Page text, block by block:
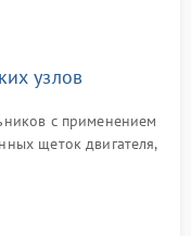
узлов
с применением
щеток двигателя,
манжеты.